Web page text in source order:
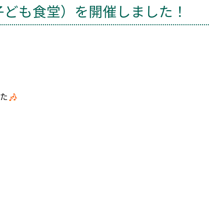
も食堂）を開催しました！